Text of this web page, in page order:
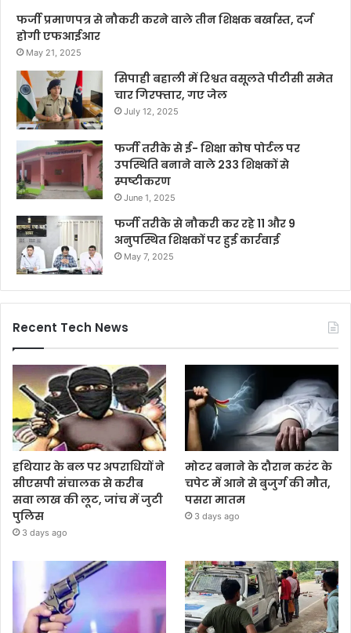
फर्जी प्रमाणपत्र से नौकरी करने वाले तीन शिक्षक बर्खास्त, दर्ज
होगी एफआईआर
May 21, 2025
सिपाही बहाली में रिश्वत वसूलते पीटीसी समेत
चार गिरफ्तार, गए जेल
July 12, 2025
फर्जी तरीके से ई- शिक्षा कोष पोर्टल पर
उपस्थिति बनाने वाले 233 शिक्षकों से
स्पष्टीकरण
June 1, 2025
फर्जी तरीके से नौकरी कर रहे 11 और 9
अनुपस्थित शिक्षकों पर हुई कार्रवाई
May 7, 2025
Recent Tech News
हथियार के बल पर अपराधियों ने
सीएसपी संचालक से करीब
सवा लाख की लूट, जांच में जुटी
पुलिस
3 days ago
मोटर बनाने के दौरान करंट के
चपेट में आने से बुजुर्ग की मौत,
पसरा मातम
3 days ago